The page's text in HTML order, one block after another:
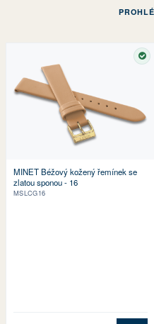
MINET Béžový kožený řemínek se
zlatou sponou - 16
MSLCG16